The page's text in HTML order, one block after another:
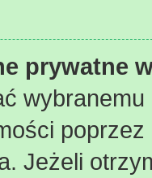
prywatne
Jeżeli